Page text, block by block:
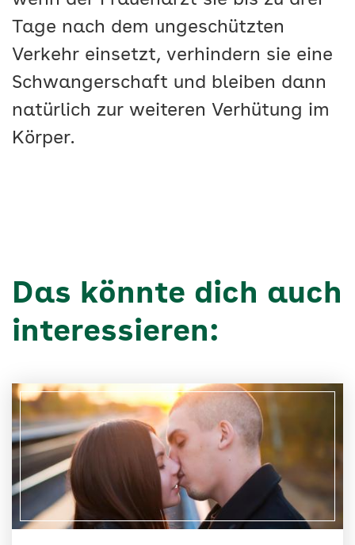
Tage nach dem ungeschützten
Verkehr einsetzt, verhindern sie eine
Schwangerschaft und bleiben dann
natürlich zur weiteren Verhütung im
Körper.
Das könnte dich auch
interessieren: